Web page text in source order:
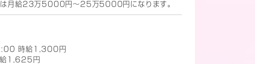
は月給23万5000円～25万5000円になります。
時給1,300円
1,625円